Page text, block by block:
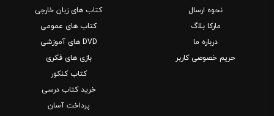
نحوه ارسال
مارکا بلاگ
درباره ما
حریم خصوصی کاربر
کتاب های زبان خارجی
کتاب های عمومی
DVD های آموزشی
بازی های فکری
کتاب کنکور
خرید کتاب درسی
پرداخت آسان